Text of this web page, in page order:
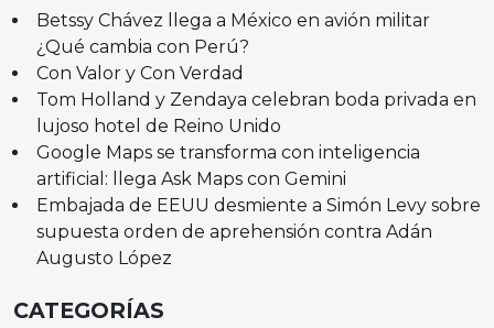
Betssy Chávez llega a México en avión militar
¿Qué cambia con Perú?
Con Valor y Con Verdad
Tom Holland y Zendaya celebran boda privada en
lujoso hotel de Reino Unido
Google Maps se transforma con inteligencia
artificial: llega Ask Maps con Gemini
Embajada de EEUU desmiente a Simón Levy sobre
supuesta orden de aprehensión contra Adán
Augusto López
CATEGORÍAS